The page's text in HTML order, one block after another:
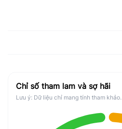
Chỉ số tham lam và sợ hãi
Lưu ý: Dữ liệu chỉ mang tính tham khảo.